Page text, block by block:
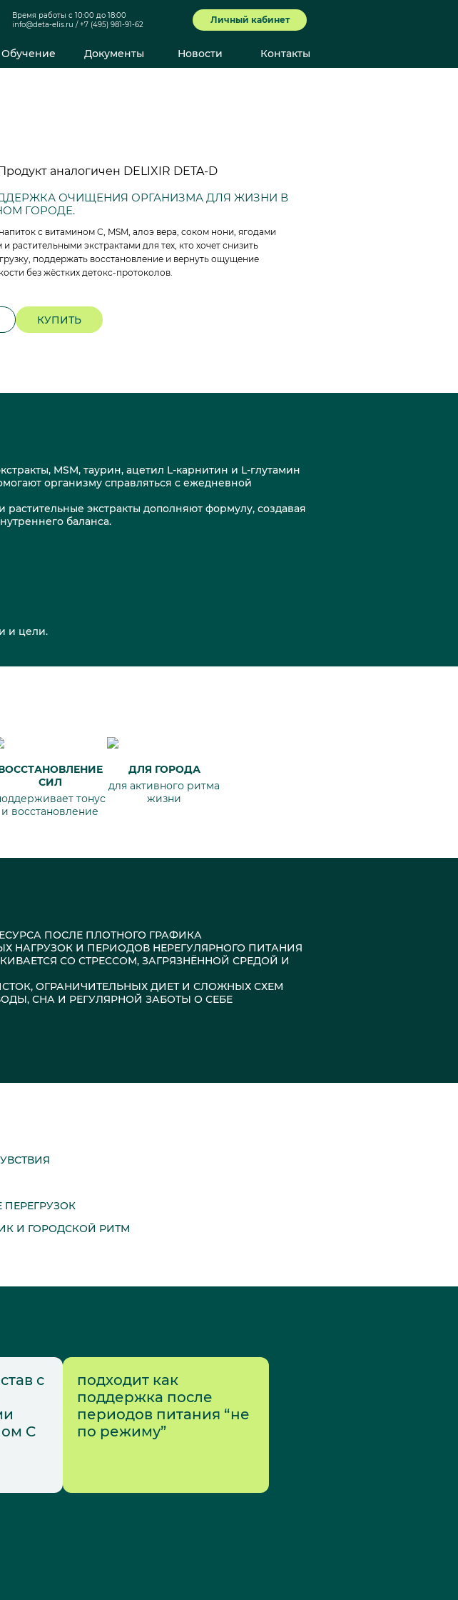
Время работы с 10:00 до 18:00
info@deta-elis.ru / +7 (495) 981-91-62 Личный кабинет
Обучение Документы Новости Контакты
аналогичен DELIXIR DETA-D
ОЧИЩЕНИЯ ОРГАНИЗМА ДЛЯ ЖИЗНИ В
ГОРОДЕ.
с витамином C, MSM, алоэ вера, соком нони, ягодами
растительными экстрактами для тех, кто хочет снизить
поддержать восстановление и вернуть ощущение
без жёстких детокс-протоколов.
КУПИТЬ
MSM, таурин, ацетил L-карнитин и L-глутамин
организму справляться с ежедневной
экстракты дополняют формулу, создавая
баланса.
и цели.
СИЛ
тонус
и восстановление
ДЛЯ ГОРОДА
для активного ритма
жизни
ПОСЛЕ ПЛОТНОГО ГРАФИКА
НАГРУЗОК И ПЕРИОДОВ НЕРЕГУЛЯРНОГО ПИТАНИЯ
СО СТРЕССОМ, ЗАГРЯЗНЁННОЙ СРЕДОЙ И
ОГРАНИЧИТЕЛЬНЫХ ДИЕТ И СЛОЖНЫХ СХЕМ
СНА И РЕГУЛЯРНОЙ ЗАБОТЫ О СЕБЕ
И ГОРОДСКОЙ РИТМ
с
C
подходит как
поддержка после
периодов питания “не
по режиму”